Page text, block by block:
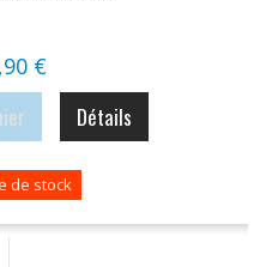
€
Détails
de stock